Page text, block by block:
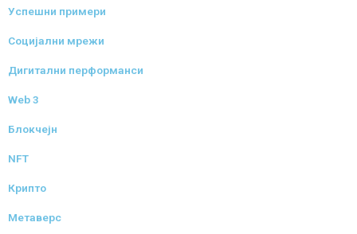
Успешни примери
Социјални мрежи
Дигитални перформанси
Web 3
Блокчејн
NFT
Крипто
Метаверс